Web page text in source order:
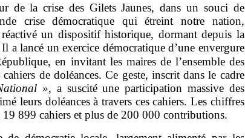
de la crise des Gilets Jaunes, dans un souci de
crise démocratique qui étreint notre nation,
un dispositif historique, dormant depuis la
a lancé un exercice démocratique d’une envergure
en invitant les maires de l’ensemble des
de doléances. Ce geste, inscrit dans le cadre
», a suscité une participation massive des
leurs doléances à travers ces cahiers. Les chiffres
19 899 cahiers et plus de 200 000 contributions.